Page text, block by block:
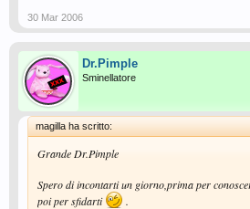
30 Mar 2006
Dr.Pimple
Sminellatore
magilla ha scritto:
Grande Dr.Pimple
Spero di incontarti un giorno,prima per
poi per sfidarti
.